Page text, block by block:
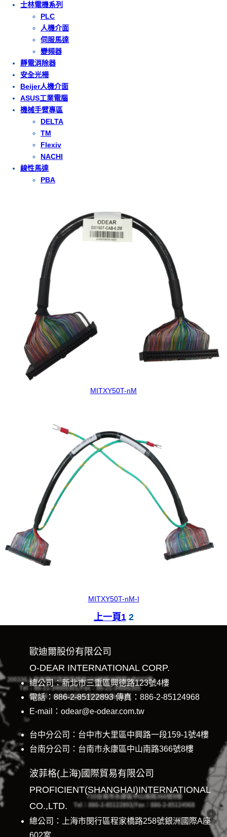
士林電機系列
PLC
人機介面
伺服馬達
變頻器
靜電消除器
安全光柵
Beijer人機介面
ASUS工業電腦
機械手臂專區
DELTA
TM
Flexiv
NACHI
線性馬達
PBA
MITXY50T-nM
MITXY50T-nM-I
上一頁1 2
歐迪爾股份有限公司
O-DEAR INTERNATIONAL CORP.
總公司：新北市三重區興德路123號4樓
電話：886-2-85122893 傳真：886-2-85124968
E-mail：odear@e-odear.com.tw
台中分公司：台中市大里區中興路一段159-1號4樓
台南分公司：台南市永康區中山南路366號8樓
波菲格(上海)國際貿易有限公司
PROFICIENT(SHANGHAI)INTERNATIONAL
CO.,LTD.
總公司：上海市閔行區程家橋路258號銀洲國際A座
602室